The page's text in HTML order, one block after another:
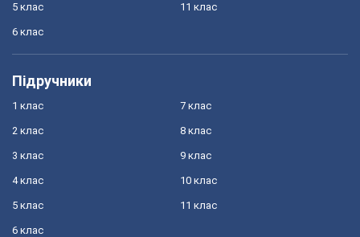
5 клас
6 клас
11 клас
Підручники
1 клас
2 клас
3 клас
4 клас
5 клас
6 клас
7 клас
8 клас
9 клас
10 клас
11 клас